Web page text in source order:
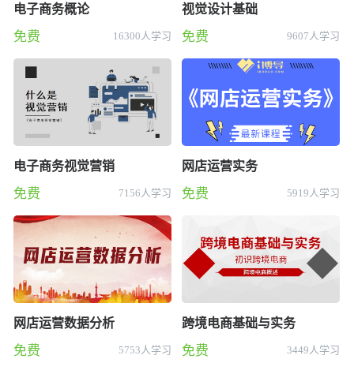
电子商务概论
免费 16300人学习
视觉设计基础
免费 9607人学习
电子商务视觉营销
免费 7156人学习
网店运营实务
免费 5919人学习
网店运营数据分析
免费 5753人学习
跨境电商基础与实务
免费 3449人学习